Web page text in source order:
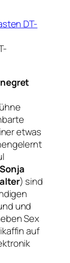
etwas
Sonja
) sind
und
Sex
auf